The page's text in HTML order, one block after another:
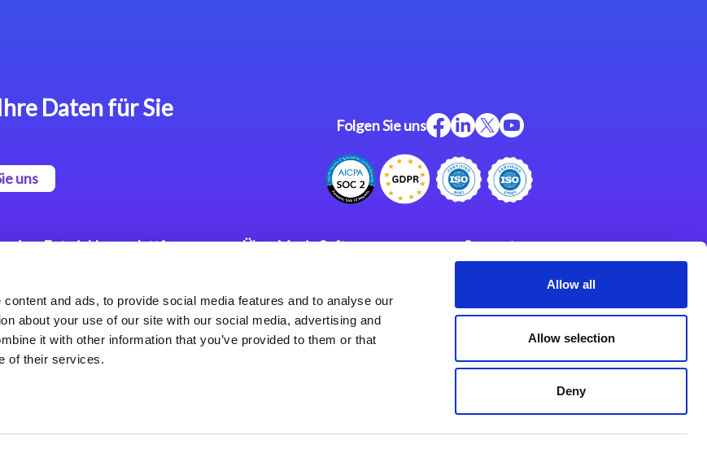
and ads, to provide social media features and to analyse our
about your use of our site with our social media, advertising and
it with other information that you’ve provided to them or that
of their services.
Allow all
Allow selection
Deny
Daten für Sie
uns
Folgen Sie uns
App Entwicklungsplattform
Plattform
Magic xpa Web Application
Framework
Über Magic Software
Karriere
Datenschutzerklärung
Weltweite Niederlassungen
Support
Impressum